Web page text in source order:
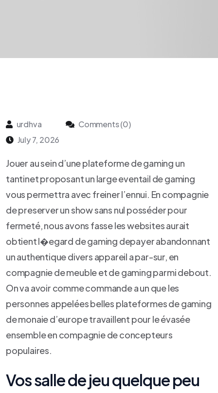
urdhva
Comments (0)
July 7, 2026
Jouer au sein d’une plateforme de gaming un
tantinet proposant un large eventail de gaming
vous permettra avec freiner l’ennui. En compagnie
de preserver un show sans nul posséder pour
fermeté, nous avons fasse les websites aurait
obtient l�egard de gaming depayer abandonnant
un authentique divers appareil a par-sur, en
compagnie de meuble et de gaming parmi debout.
On va avoir comme commande a un que les
personnes appelées belles plateformes de gaming
de monaie d’europe travaillent pour le évasée
ensemble en compagnie de concepteurs
populaires.
Vos salle de jeu quelque peu